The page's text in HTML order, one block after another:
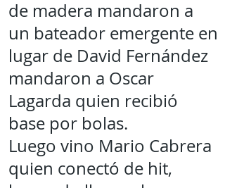
de madera mandaron a
un bateador emergente en
lugar de David Fernández
mandaron a Oscar
Lagarda quien recibió
base por bolas.
Luego vino Mario Cabrera
quien conectó de hit,